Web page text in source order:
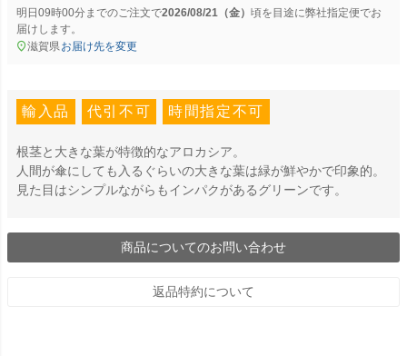
明日 09時00分までのご注文で2026/08/21（金） に弊社指定便でお
届けします。
滋賀県お届け先を変更
輸入品 代引不可 時間指定不可
根茎と大きな葉が特徴的なアロカシア。
人間が傘にしても入るぐらいの大きな葉は緑が鮮やかで印象的。
見た目はシンプルながらもインパクがあるグリーンです。
商品についてのお問い合わせ
返品特約について